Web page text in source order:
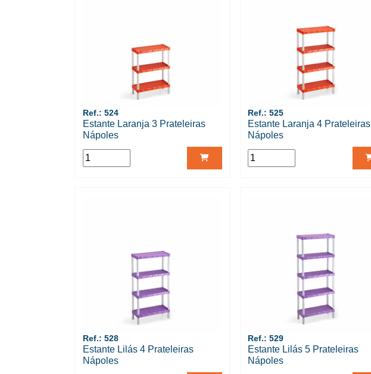
Ref.: 524
Estante Laranja 3 Prateleiras
Nápoles
Ref.: 525
Estante Laranja 4 Prateleiras
Nápoles
Ref.: 528
Estante Lilás 4 Prateleiras
Nápoles
Ref.: 529
Estante Lilás 5 Prateleiras
Nápoles